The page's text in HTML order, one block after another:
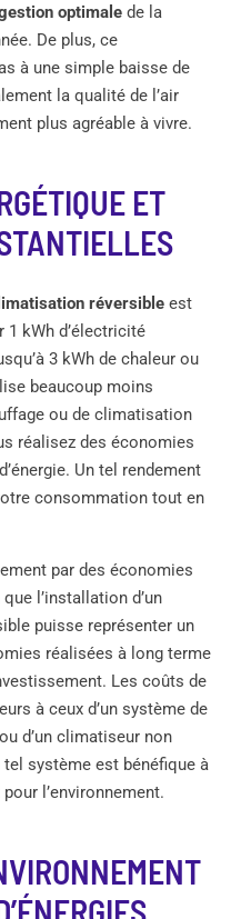
optimale de la
De plus, ce
à une simple baisse de
la qualité de l’air
plus agréable à vivre.
ET
réversible est
1 kWh d’électricité
3 kWh de chaleur ou
beaucoup moins
ou de climatisation
réalisez des économies
Un tel rendement
consommation tout en
par des économies
que l’installation d’un
puisse représenter un
réalisées à long terme
Les coûts de
à ceux d’un système de
d’un climatiseur non
tel système est bénéfique à
l’environnement.